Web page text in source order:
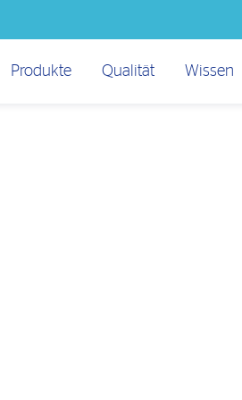
Hauptmenü
Produkte Qualität Wissen